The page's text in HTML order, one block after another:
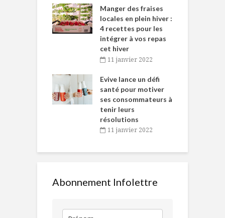
Manger des fraises
locales en plein hiver :
4 recettes pour les
intégrer à vos repas
cet hiver
11 janvier 2022
Evive lance un défi
santé pour motiver
ses consommateurs à
tenir leurs
résolutions
11 janvier 2022
Abonnement Infolettre